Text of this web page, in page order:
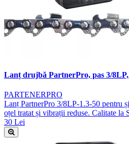
Lanț drujbă PartnerPro, pas 3/8LP,
PARTENERPRO
Lanț PartnerPro 3/8LP-1.3-50 pentru
oțel tratat și vibrații reduse. Calitate la
30 Lei